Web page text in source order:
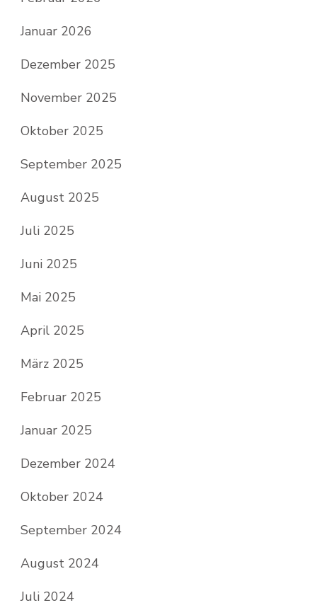
Januar 2026
Dezember 2025
November 2025
Oktober 2025
September 2025
August 2025
Juli 2025
Juni 2025
Mai 2025
April 2025
März 2025
Februar 2025
Januar 2025
Dezember 2024
Oktober 2024
September 2024
August 2024
Juli 2024